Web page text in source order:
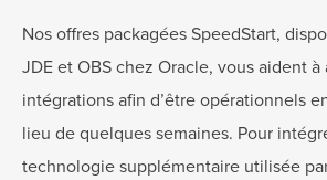
Nos offres packagées SpeedStart,
JDE et OBS chez Oracle, vous aident
intégrations afin d’être opérationnels
lieu de quelques semaines. Pour
technologie supplémentaire utilisée